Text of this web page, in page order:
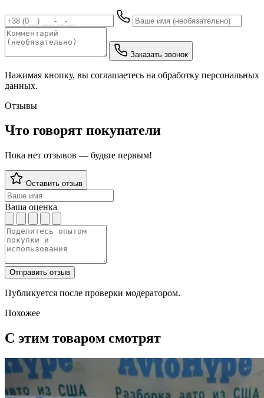
Заказать звонок
Нажимая кнопку, вы соглашаетесь на обработку персональных
данных.
Отзывы
Что говорят покупатели
Пока нет отзывов — будьте первым!
Оставить отзыв
Ваша оценка
Отправить отзыв
Публикуется после проверки модератором.
Похожее
С этим товаром смотрят